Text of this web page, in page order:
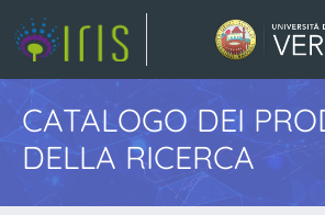
CATALOGO DEI
DELLA RICERCA